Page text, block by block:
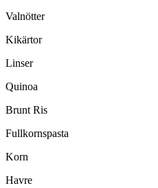
Valnötter
Kikärtor
Linser
Quinoa
Brunt Ris
Fullkornspasta
Korn
Havre